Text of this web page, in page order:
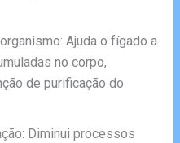
Ajuda o fígado a
no corpo,
de purificação do
Diminui processos